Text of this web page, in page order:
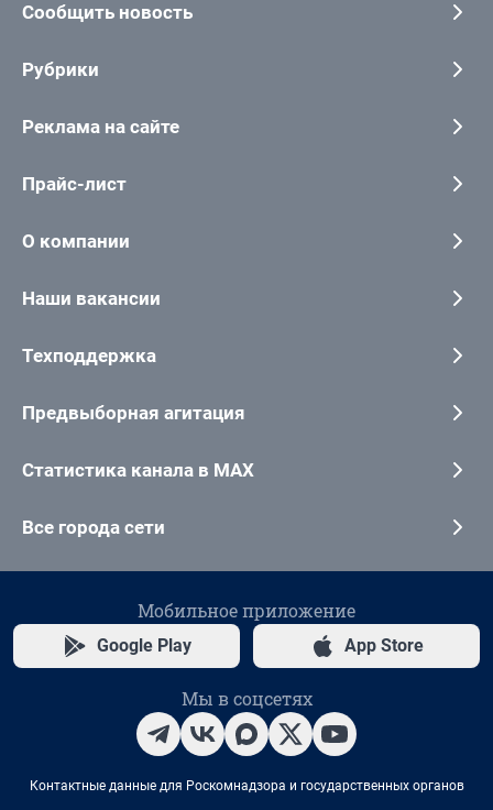
Сообщить новость
Рубрики
Реклама на сайте
Прайс-лист
О компании
Наши вакансии
Техподдержка
Предвыборная агитация
Статистика канала в MAX
Все города сети
Мобильное приложение
Google Play App Store
Мы в соцсетях
Контактные данные для Роскомнадзора и государственных органов